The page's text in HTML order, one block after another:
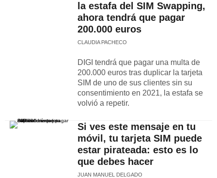
la estafa del SIM Swapping,
ahora tendrá que pagar
200.000 euros
CLAUDIA PACHECO
DIGI tendrá que pagar una multa de
200.000 euros tras duplicar la tarjeta
SIM de uno de sus clientes sin su
consentimiento en 2021, la estafa se
volvió a repetir.
Si ves este mensaje en tu
móvil, tu tarjeta SIM puede
estar pirateada: esto es lo
que debes hacer
JUAN MANUEL DELGADO